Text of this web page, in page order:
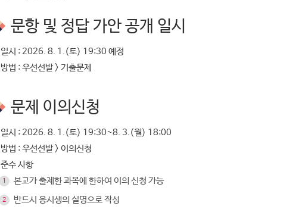
문항 및 정답 가안 공개 일시
일시 : 2026. 8. 1.(토) 19:30 예정
방법 : 우선선발 > 기출문제
문제 이의신청
일시 : 2026. 8. 1.(토) 19:30~8. 3.(월) 18:00
방법 : 우선선발 > 이의신청
준수 사항
1 본교가 출제한 과목에 한하여 이의 신청 가능
2 반드시 응시생의 실명으로 작성